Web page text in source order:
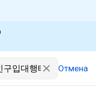
Отмена